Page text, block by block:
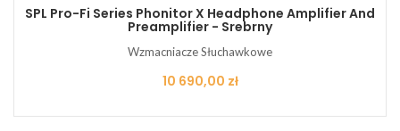
SPL Pro-Fi Series Phonitor X Headphone Amplifier And
Preamplifier - Srebrny
Wzmacniacze Słuchawkowe
Cena
10 690,00 zł